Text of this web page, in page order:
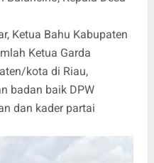
Ketua Bahu Kabupaten
Ketua Garda
kota di Riau,
badan baik DPW
dan kader partai